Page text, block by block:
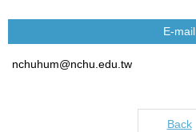
E-mail
nchuhum@nchu.edu.tw
Back